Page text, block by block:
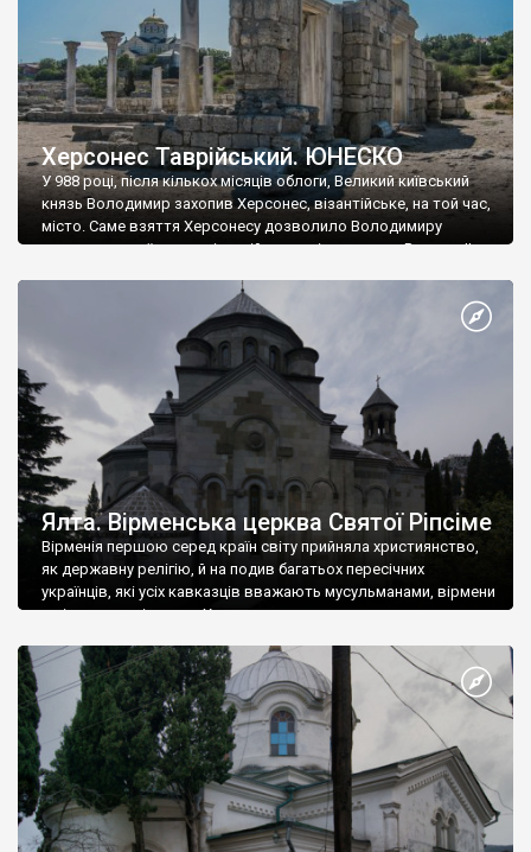
Херсонес Таврійський. ЮНЕСКО
У 988 році, після кількох місяців облоги, Великий київський
князь Володимир захопив Херсонес, візантійське, на той час,
місто. Саме взяття Херсонесу дозволило Володимиру
диктувати свої умови візантійському імператору Василю ІІ, та
Херсонесі Володимир-язичник, став Василем-християнином.
А потім було Хрещення Русі. На честь Херсонесу Таврійського
Ялта. Вірменська церква Святої Ріпсіме
Вірменія першою серед країн світу прийняла християнство,
як державну релігію, й на подив багатьох пересічних
українців, які усіх кавказців вважають мусульманами, вірмени
є відданими вірянами Христа